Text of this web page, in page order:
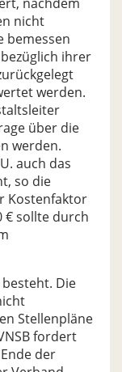
nicht
bemessen
ihrer
werden.
über die
werden.
auch das
so die
Kostenfaktor
€ sollte durch
besteht. Die
Stellenpläne
fordert
der